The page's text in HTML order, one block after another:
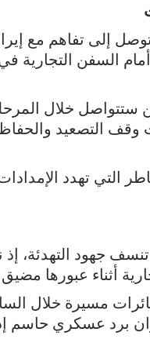
إلى تفاهم مع
السفن
ستتواصل خلال
وقف التصعيد
التي تهدد
جهود التهدئة،
أثناء عبورها
مسيرة خلال
برد عسكري حاسم